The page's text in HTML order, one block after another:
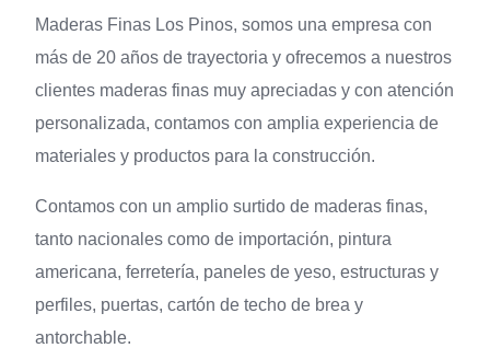
Maderas Finas Los Pinos, somos una empresa con
más de 20 años de trayectoria y ofrecemos a nuestros
clientes maderas finas muy apreciadas y con atención
personalizada, contamos con amplia experiencia de
materiales y productos para la construcción.
Contamos con un amplio surtido de maderas finas,
tanto nacionales como de importación, pintura
americana, ferretería, paneles de yeso, estructuras y
perfiles, puertas, cartón de techo de brea y
antorchable.